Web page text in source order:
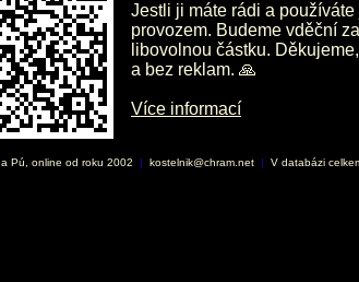
Jestli ji máte rádi a
provozem. Budeme vděční
libovolnou částku.
a bez reklam. 🙏
Více informací
a Pú, online od roku 2002 | kostelnik@chram.net | V databázi